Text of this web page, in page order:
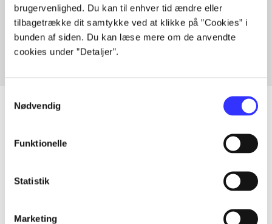
brugervenlighed. Du kan til enhver tid ændre eller
tilbagetrække dit samtykke ved at klikke på ”Cookies” i
bunden af siden. Du kan læse mere om de anvendte
cookies under ”Detaljer”.
Nødvendig
Funktionelle
Statistik
Marketing
Artikler med samme emner
Fra
Artikler